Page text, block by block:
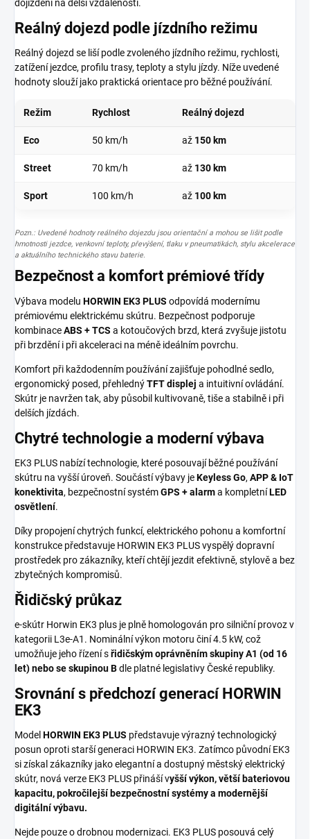
dojíždění na delší vzdálenosti.
Reálný dojezd podle jízdního režimu
Reálný dojezd se liší podle zvoleného jízdního režimu, rychlosti,
zatížení jezdce, profilu trasy, teploty a stylu jízdy. Níže uvedené
hodnoty slouží jako praktická orientace pro běžné používání.
Režim Rychlost Reálný dojezd
Eco 50 km/h až 150 km
Street 70 km/h až 130 km
Sport 100 km/h až100 km
Pozn.: Uvedené hodnoty reálného dojezdu jsou orientační a mohou se lišit podle
hmotnosti jezdce, venkovní teploty, převýšení, tlaku v pneumatikách, stylu akcelerace
a aktuálního technického stavu baterie.
Bezpečnost a komfort prémiové třídy
Výbava modelu HORWIN EK3 PLUS odpovídá modernímu
prémiovému elektrickému skútru. Bezpečnost podporuje
kombinaceABS + TCS a kotoučových brzd, která zvyšuje jistotu
při brzdění i při akceleraci na méně ideálním povrchu.
Komfort při každodenním používání zajišťuje pohodlné sedlo,
ergonomický posed, přehlednýTFT displej a intuitivní ovládání.
Skútr je navržen tak, aby působil kultivovaně, tiše a stabilně i při
delších jízdách.
Chytré technologie a moderní výbava
EK3 PLUS nabízí technologie, které posouvají běžné používání
skútru na vyšší úroveň. Součástí výbavy jeKeyless Go, APP & IoT
konektivita, bezpečnostní systémGPS + alarma kompletníLED
osvětlení.
Díky propojení chytrých funkcí, elektrického pohonu a komfortní
konstrukce představuje HORWIN EK3 PLUS vyspělý dopravní
prostředek pro zákazníky, kteří chtějí jezdit efektivně, stylově a bez
zbytečných kompromisů.
Řidičský průkaz
e-skútr Horwin EK3 plus je plně homologován pro silniční provoz v
kategorii L3e-A1. Nominální výkon motoru činí 4.5 kW, což
umožňuje jeho řízení sřidičským oprávněním skupiny A1 (od 16
let) nebo se skupinou Bdle platné legislativy České republiky.
Srovnání s předchozí generací HORWIN
EK3
Model HORWIN EK3 PLUS představuje výrazný technologický
posun oproti starší generaci HORWIN EK3. Zatímco původní EK3
si získal zákazníky jako elegantní a dostupný městský elektrický
skútr, nová verze EK3 PLUS přináší vyšší výkon, větší bateriovou
kapacitu, pokročilejší bezpečnostní systémy a modernější
digitální výbavu.
Nejde pouze o drobnou modernizaci. EK3 PLUS posouvá celý